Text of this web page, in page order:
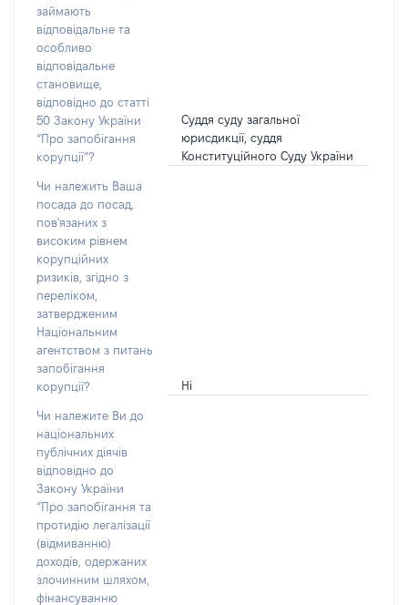
займають
відповідальне та
особливо
відповідальне
становище,
відповідно до статті
50 Закону України
“Про запобігання
корупції”?
Суддя суду загальної
юрисдикції, суддя
Конституційного Суду України
Чи належить Ваша
посада до посад,
пов'язаних з
високим рівнем
корупційних
ризиків, згідно з
переліком,
затвердженим
Національним
агентством з питань
запобігання
корупції?
Ні
Чи належите Ви до
національних
публічних діячів
відповідно до
Закону України
“Про запобігання та
протидію легалізації
(відмиванню)
доходів, одержаних
злочинним шляхом,
фінансуванню